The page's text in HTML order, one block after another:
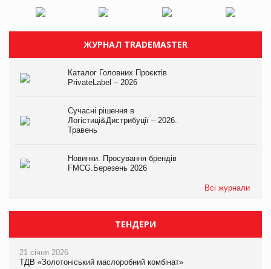
ЖУРНАЛ TRADEMASTER
Каталог Головних Проєктів
PrivateLabel – 2026
Сучасні рішення в
Логістиці&Дистрибуції – 2026.
Травень
Новинки. Просування брендів
FMCG.Березень 2026
Всі журнали
ТЕНДЕРИ
21 січня 2026
ТДВ «Золотоніський маслоробний комбінат»